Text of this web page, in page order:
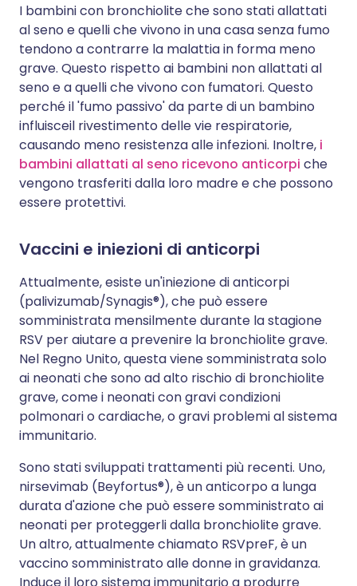
I bambini con bronchiolite che sono stati allattati
al seno e quelli che vivono in una casa senza fumo
tendono a contrarre la malattia in forma meno
grave. Questo rispetto ai bambini non allattati al
seno e a quelli che vivono con fumatori. Questo
perché il 'fumo passivo' da parte di un bambino
influisceil rivestimento delle vie respiratorie,
causando meno resistenza alle infezioni. Inoltre, i
bambini allattati al seno ricevono anticorpi che
vengono trasferiti dalla loro madre e che possono
essere protettivi.
Vaccini e iniezioni di anticorpi
Attualmente, esiste un'iniezione di anticorpi
(palivizumab/Synagis®), che può essere
somministrata mensilmente durante la stagione
RSV per aiutare a prevenire la bronchiolite grave.
Nel Regno Unito, questa viene somministrata solo
ai neonati che sono ad alto rischio di bronchiolite
grave, come i neonati con gravi condizioni
polmonari o cardiache, o gravi problemi al sistema
immunitario.
Sono stati sviluppati trattamenti più recenti. Uno,
nirsevimab (Beyfortus®), è un anticorpo a lunga
durata d'azione che può essere somministrato ai
neonati per proteggerli dalla bronchiolite grave.
Un altro, attualmente chiamato RSVpreF, è un
vaccino somministrato alle donne in gravidanza.